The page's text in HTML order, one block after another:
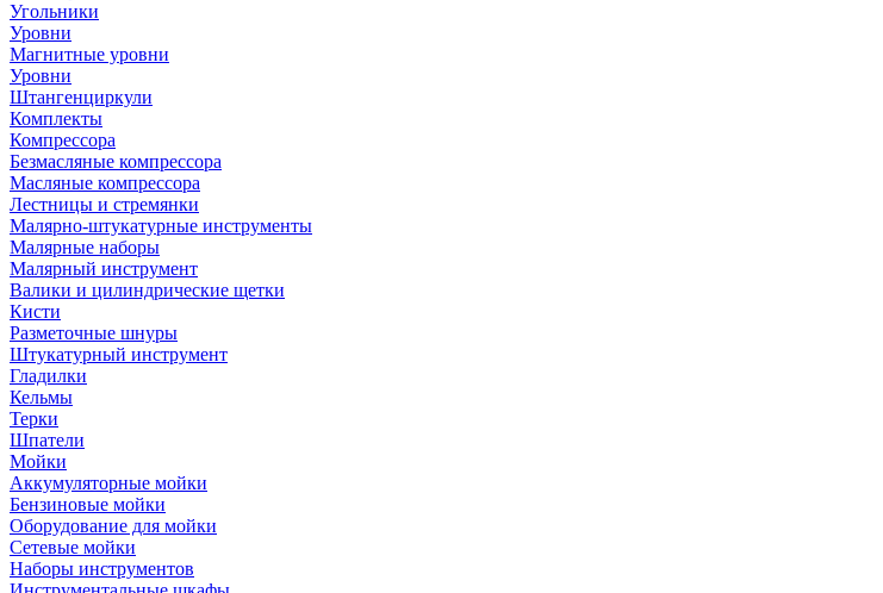
Угольники
Уровни
Магнитные уровни
Уровни
Штангенциркули
Комплекты
Компрессора
Безмасляные компрессора
Масляные компрессора
Лестницы и стремянки
Малярно-штукатурные инструменты
Малярные наборы
Малярный инструмент
Валики и цилиндрические щетки
Кисти
Разметочные шнуры
Штукатурный инструмент
Гладилки
Кельмы
Терки
Шпатели
Мойки
Аккумуляторные мойки
Бензиновые мойки
Оборудование для мойки
Сетевые мойки
Наборы инструментов